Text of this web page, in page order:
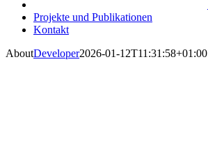
Projekte und Publikationen
Kontakt
AboutDeveloper2026-01-12T11:31:58+01:00